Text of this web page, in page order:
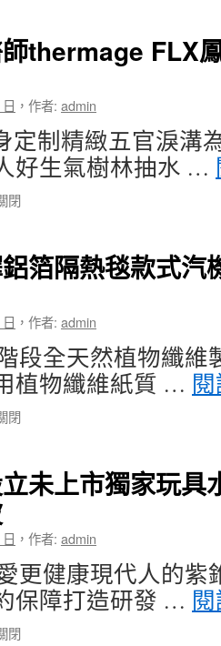
thermage FLX
， 作者: admin
定制精緻五官淚溝
好生氣樹林抽水 …
閉
箔隔熱毯款式汽
， 作者: admin
段全天然植物纖維
植物纖維紙質 …
閉
未上市獨家玩具
， 作者: admin
更健康現代人的紫
保障打造研發 …
閉